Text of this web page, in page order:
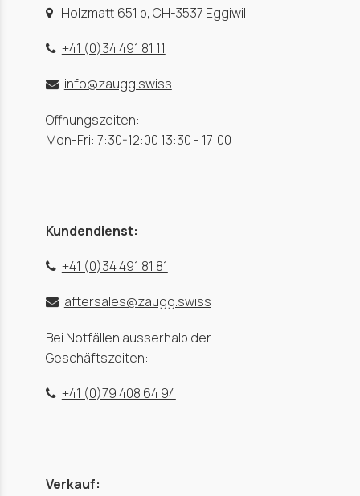
Holzmatt 651 b, CH-3537 Eggiwil
+41 (0)34 491 81 11
info@zaugg.swiss
Öffnungszeiten:
Mon-Fri: 7:30-12:00 13:30 - 17:00
Kundendienst:
+41 (0)34 491 81 81
aftersales@zaugg.swiss
Bei Notfällen ausserhalb der
Geschäftszeiten:
+41 (0)79 408 64 94
Verkauf: